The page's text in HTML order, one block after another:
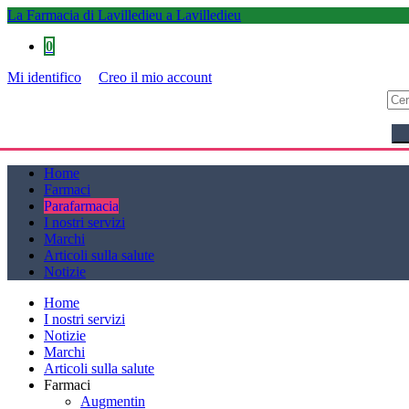
La Farmacia di Lavilledieu a Lavilledieu
0
Mi identifico
Creo il mio account
Home
Farmaci
Parafarmacia
I nostri servizi
Marchi
Articoli sulla salute
Notizie
Home
I nostri servizi
Notizie
Marchi
Articoli sulla salute
Farmaci
Augmentin